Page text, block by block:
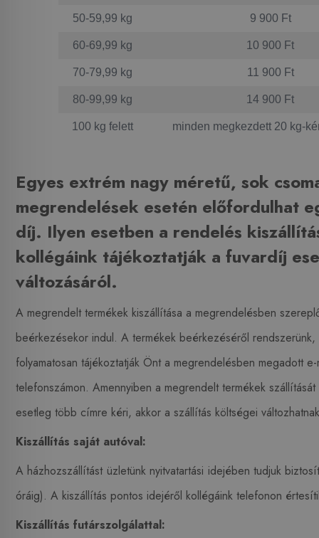
50-59,99 kg 9 900 Ft
60-69,99 kg 10 900 Ft
70-79,99 kg 11 900 Ft
80-99,99 kg 14 900 Ft
100 kg felett minden megkezdett 20 kg-
Egyes extrém nagy méretű, sok
megrendelések esetén előfordulhat
díj. Ilyen esetben a rendelés
kollégáink tájékoztatják a fuvardíj
változásáról.
A megrendelt termékek kiszállítása a megrendelésben
beérkezésekor indul. A termékek beérkezéséről rendszerünk,
folyamatosan tájékoztatják Önt a megrendelésben megadott
telefonszámon. Amennyiben a megrendelt termékek
esetleg több címre kéri, akkor a szállítás költségei
Kiszállítás saját autóval:
A házhozszállítást üzletünk nyitvatartási idejében tudjuk
óráig). A kiszállítás pontos idejéről kollégáink telefonon
Kiszállítás futárszolgálattal: